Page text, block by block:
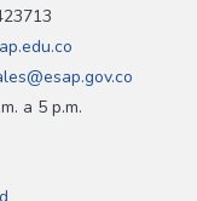
a 5 p.m.